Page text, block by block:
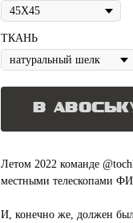
ТКАНЬ
В
Летом 2022 команде
местными телескопами
И, конечно же, должен был